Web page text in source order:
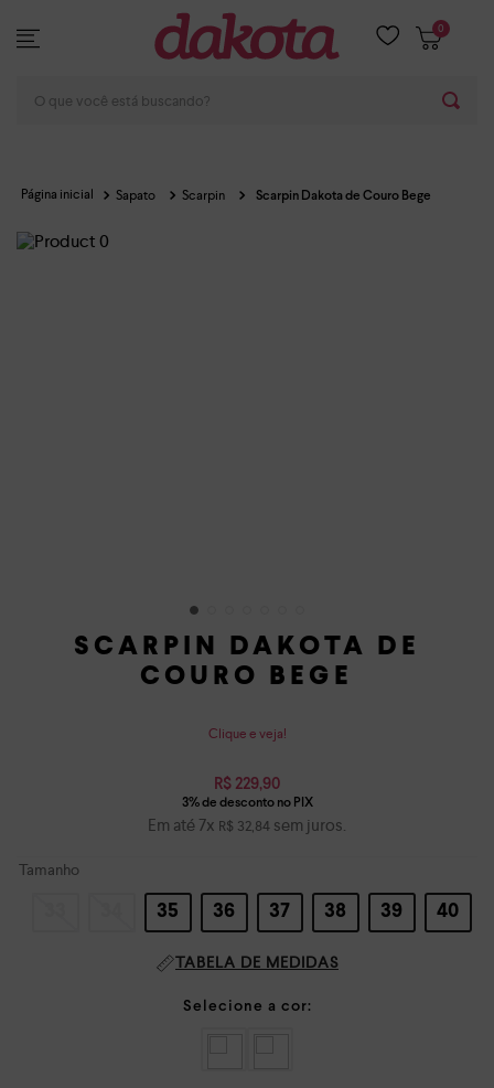
0
Sapato Scarpin Scarpin Dakota de Couro Bege
SCARPIN DAKOTA DE
COURO BEGE
Clique e veja!
R$ 229,90
Em até 7x R$ 32,84 sem juros.
Tamanho
35 36 37 38 39 40
TABELA DE MEDIDAS